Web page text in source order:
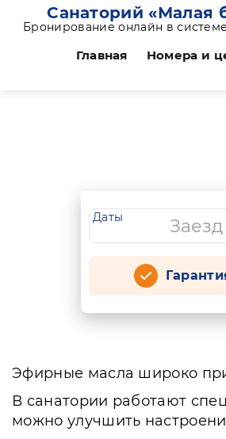
Санаторий «Малая
Бронирование онлайн в системе
Главная Номера и
Даты
Эфирные масла широко
В санатории работают
можно улучшить